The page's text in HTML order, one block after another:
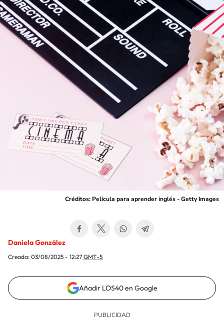
Créditos: Película para aprender inglés - Getty Images
Daniela González
Creada: 03/08/2025 - 12:27 GMT-5
Añadir LOS40 en Google